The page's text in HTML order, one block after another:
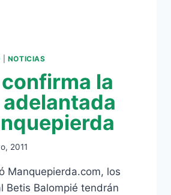
NOTICIAS
la
2011
Manquepierda.com, los
Betis Balompié tendrán